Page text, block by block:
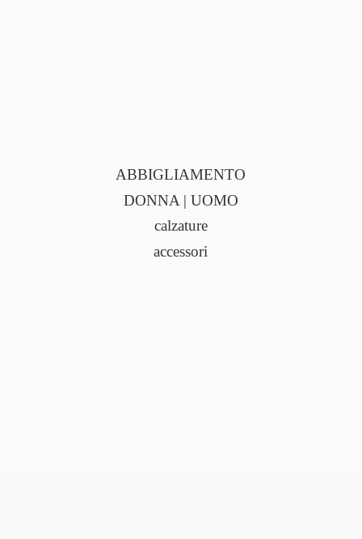
ABBIGLIAMENTO
DONNA | UOMO
calzature
accessori